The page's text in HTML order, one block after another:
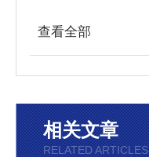
查看全部
相关文章
RELATED ARTICLES